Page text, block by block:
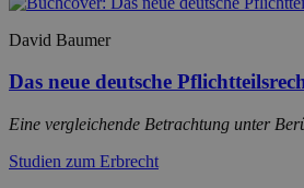
David Baumer
Das neue deutsche
Eine vergleichende Betrachtung unter
Studien zum Erbrecht